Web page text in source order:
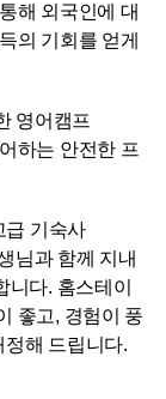
해 외국인에 대
의 기회를 얻게
영어캠프
하는 안전한 프
급 기숙사
님과 함께 지내
다. 홈스테이
좋고, 경험이 풍
해 드립니다.